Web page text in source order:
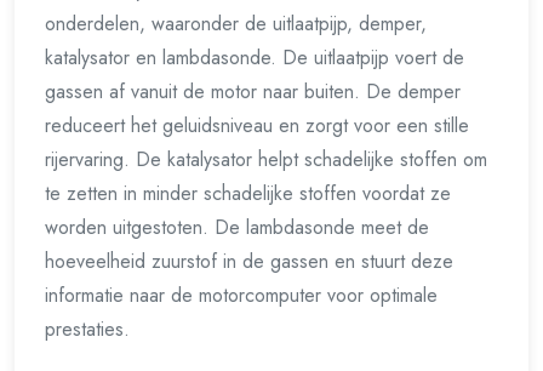
onderdelen, waaronder de uitlaatpijp, demper,
katalysator en lambdasonde. De uitlaatpijp voert de
gassen af vanuit de motor naar buiten. De demper
reduceert het geluidsniveau en zorgt voor een stille
rijervaring. De katalysator helpt schadelijke stoffen om
te zetten in minder schadelijke stoffen voordat ze
worden uitgestoten. De lambdasonde meet de
hoeveelheid zuurstof in de gassen en stuurt deze
informatie naar de motorcomputer voor optimale
prestaties.